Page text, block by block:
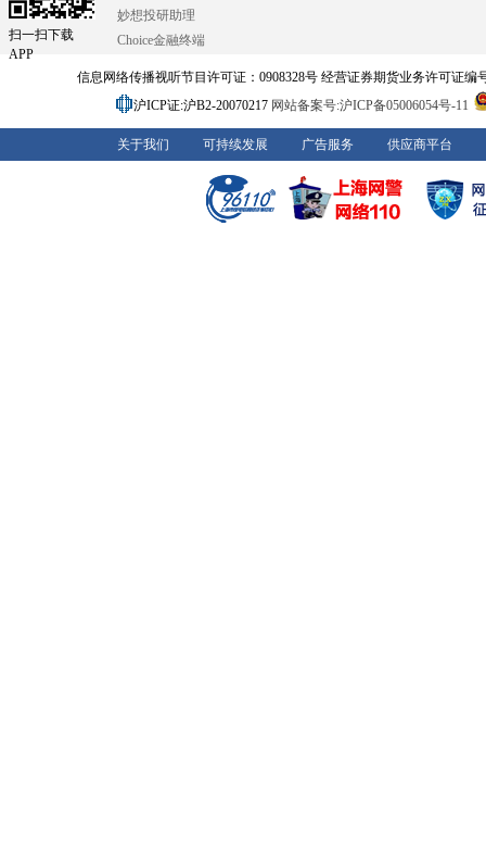
扫一扫下载
APP
妙想投研助理
Choice金融终端
信息网络传播视听节目许可证：0908328号 经营证券期货业务许可证编
沪ICP证:沪B2-20070217 网站备案号:沪ICP备05006054号-11
关于我们 可持续发展 广告服务 供应商平台